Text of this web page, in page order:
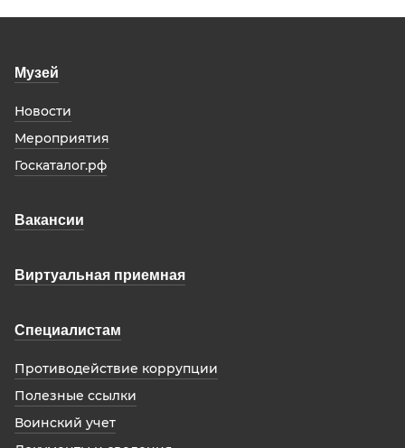
Музей
Новости
Мероприятия
Госкаталог.рф
Вакансии
Виртуальная приемная
Специалистам
Противодействие коррупции
Полезные ссылки
Воинский учет